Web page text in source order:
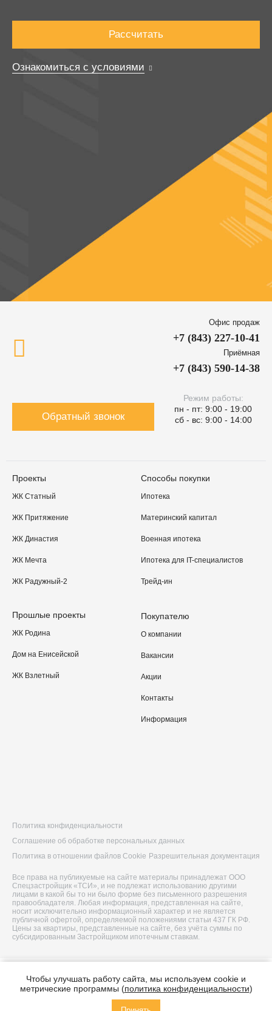
Рассчитать
Ознакомиться с условиями
Офис продаж
+7 (843) 227-10-41
Приёмная
+7 (843) 590-14-38
Обратный звонок
Режим работы:
пн - пт: 9:00 - 19:00
сб - вс: 9:00 - 14:00
Проекты
ЖК Статный
ЖК Притяжение
ЖК Династия
ЖК Мечта
ЖК Радужный-2
Прошлые проекты
ЖК Родина
Дом на Енисейской
ЖК Взлетный
Способы покупки
Ипотека
Материнский капитал
Военная ипотека
Ипотека для IT-специалистов
Трейд-ин
Покупателю
О компании
Вакансии
Акции
Контакты
Информация
Политика конфиденциальности
Соглашение об обработке персональных данных
Политика в отношении файлов Cookie Разрешительная документация
Все права на публикуемые на сайте материалы принадлежат ООО
Спецзастройщик «ТСИ», и не подлежат использованию другими
лицами в какой бы то ни было форме без письменного разрешения
правообладателя. Любая информация, представленная на сайте,
носит исключительно информационный характер и не является
публичной офертой, определяемой положениями статьи 437 ГК РФ.
Цены за квартиры, представленные на сайте, без учёта суммы по
субсидированным Застройщиком ипотечным ставкам.
Построено в
Чтобы улучшать работу сайта, мы используем cookie и
метрические программы (политика конфиденциальности)